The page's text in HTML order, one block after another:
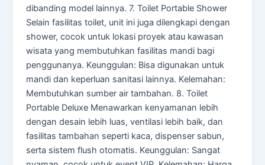
dibanding model lainnya. 7. Toilet Portable Shower
Selain fasilitas toilet, unit ini juga dilengkapi dengan
shower, cocok untuk lokasi proyek atau kawasan
wisata yang membutuhkan fasilitas mandi bagi
penggunanya. Keunggulan: Bisa digunakan untuk
mandi dan keperluan sanitasi lainnya. Kelemahan:
Membutuhkan sumber air tambahan. 8. Toilet
Portable Deluxe Menawarkan kenyamanan lebih
dengan desain lebih luas, ventilasi lebih baik, dan
fasilitas tambahan seperti kaca, dispenser sabun,
serta sistem flush otomatis. Keunggulan: Sangat